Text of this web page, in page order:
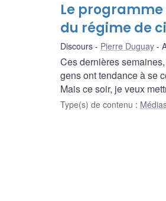
Le
du régime de
Discours Pierre Duguay
Ces dernières
gens ont tendance à se
Mais ce soir, je veux
Type(s) de contenu :